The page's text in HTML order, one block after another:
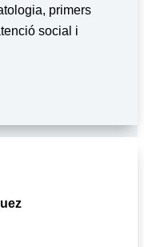
primers
social i